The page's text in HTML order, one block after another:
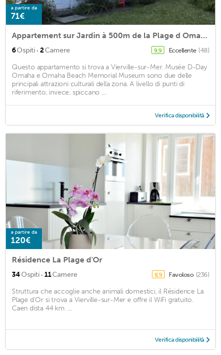
a partire da
71€
Appartement sur Jardin à 500m de la Plage d Omaha Beach
6Ospiti · 2Camere 9,9 Eccellente (48)
Questo appartamento si trova a Vierville-sur-Mer. Musée D-Day
Omaha e Omaha Beach Memorial Museum sono due delle
principali attrazioni culturali della zona. A livello di punti di
riferimento, invece, spiccano ...
Verifica disponibilità
a partire da
120€
Résidence La Plage d'Or
34Ospiti · 11Camere 8,9 Favoloso (236)
Struttura che accoglie anche animali domestici, il Résidence La
Plage d'Or si trova a Vierville-sur-Mer e offre il WiFi gratuito.
Caen dista 44 km. ...
Verifica disponibilità